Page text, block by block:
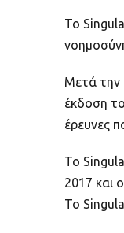
Το
Μετά την
έκδοση
έρευνες
Το
2017 και
Το